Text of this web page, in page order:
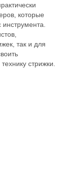
которые
так и для
стрижки.